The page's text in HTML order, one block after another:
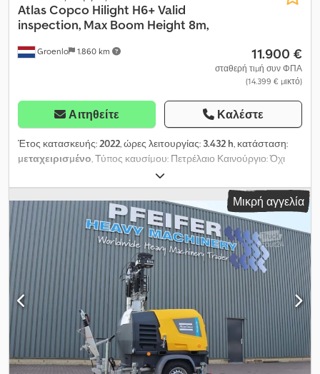
Groenlo 1.860 km
Atlas Copco Hilight H6+ Valid
inspection, Max Boom Height 8m,
11.900 €
σταθερή τιμή συν ΦΠΑ
(14.399 € μικτό)
Αιτηθείτε Καλέστε
Έτος κατασκευής: 2022, ώρες λειτουργίας: 3.432 h, κατάσταση:
μεταχειρισμένο , Τύπος καυσίμου: Πετρέλαιο Καινούργιο: Όχι
Χρήση: Κατασκευές Μάρκα κινητήρα: Komatsu Διαστάσεις χώρου
φόρτωσης: 209 x 129 x 250 εκ. Dwodpfey Hbucox Ahlja Σειριακός
αριθμός: ESF208606 Επικοινωνήστε με την PFEIFER GROUP για
περισσότερες πληροφορίες.
Μικρή αγγελία